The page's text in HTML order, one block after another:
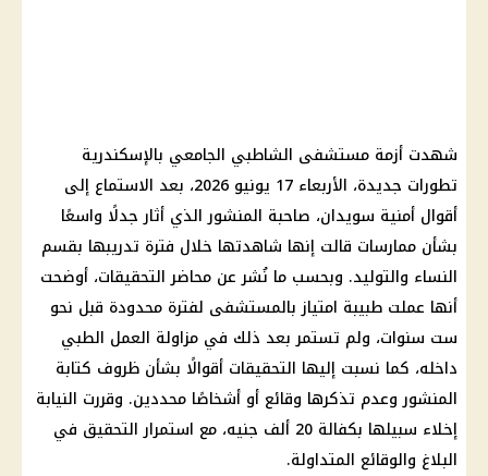
شهدت أزمة مستشفى الشاطبي الجامعي بالإسكندرية
تطورات جديدة، الأربعاء 17 يونيو 2026، بعد الاستماع إلى
أقوال أمنية سويدان، صاحبة المنشور الذي أثار جدلًا واسعًا
بشأن ممارسات قالت إنها شاهدتها خلال فترة تدريبها بقسم
النساء والتوليد. وبحسب ما نُشر عن محاضر التحقيقات، أوضحت
أنها عملت طبيبة امتياز بالمستشفى لفترة محدودة قبل نحو
ست سنوات، ولم تستمر بعد ذلك في مزاولة العمل الطبي
داخله، كما نسبت إليها التحقيقات أقوالًا بشأن ظروف كتابة
المنشور وعدم تذكرها وقائع أو أشخاصًا محددين. وقررت النيابة
إخلاء سبيلها بكفالة 20 ألف جنيه، مع استمرار التحقيق في
البلاغ والوقائع المتداولة.